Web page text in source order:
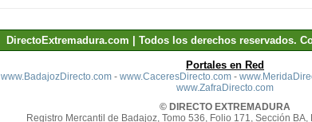
DirectoExtremadura.com | Todos los derechos reservados.
Portales en Red
www.BadajozDirecto.com- www.CaceresDirecto.com-
www.ZafraDirecto.com
© DIRECTO EXTREMADURA
Registro Mercantil de Badajoz, Tomo 536, Folio 171, Sección BA,